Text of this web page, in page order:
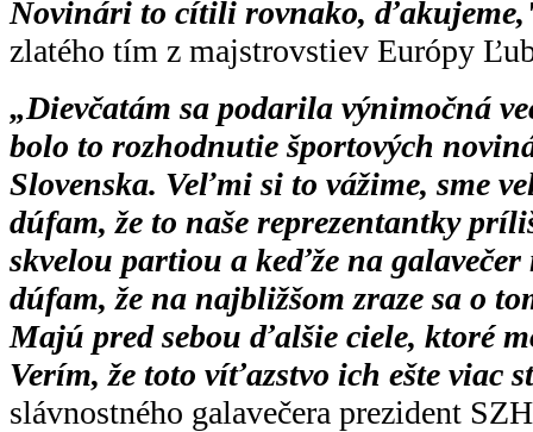
Novinári to cítili rovnako,
zlatého tím z majstrovstiev Európy
„Dievčatám sa podarila výnimočná
bolo to rozhodnutie športových
Slovenska. Veľmi si to vážime, sme
dúfam, že to naše reprezentantky
skvelou partiou a keďže na
dúfam, že na najbližšom zraze sa o
Majú pred sebou ďalšie ciele, ktoré
Verím, že toto víťazstvo ich ešte viac
slávnostného galavečera prezident